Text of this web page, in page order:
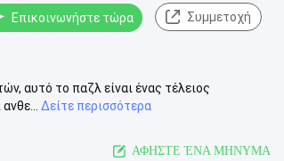
Επικοινωνήστε τώρα Συμμετοχή
αυτό το παζλ είναι ένας τέλειος
Δείτε περισσότερα
ΑΦΗΣΤΕ ΈΝΑ ΜΗΝΥΜΑ